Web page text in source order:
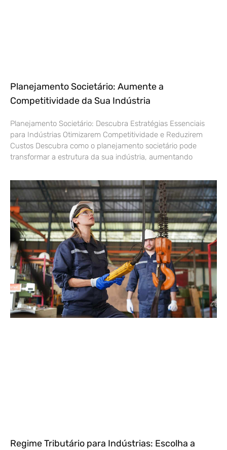
Planejamento Societário: Aumente a
Competitividade da Sua Indústria
Planejamento Societário: Descubra Estratégias Essenciais
para Indústrias Otimizarem Competitividade e Reduzirem
Custos Descubra como o planejamento societário pode
transformar a estrutura da sua indústria, aumentando
Regime Tributário para Indústrias: Escolha a